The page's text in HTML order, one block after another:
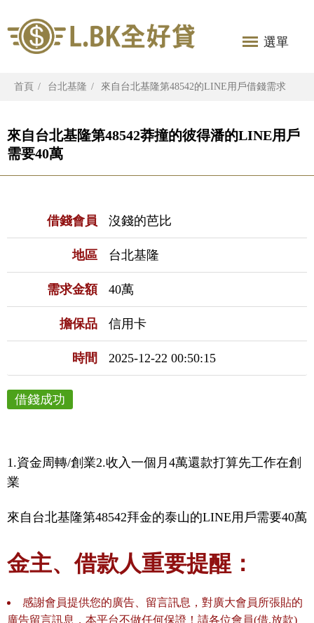
選單
首頁 台北基隆 來自台北基隆第48542的LINE用戶借錢需求
來自台北基隆第48542莽撞的彼得潘的LINE用戶
需要40萬
借錢會員 沒錢的芭比
地區 台北基隆
需求金額 40萬
擔保品 信用卡
時間 2025-12-22 00:50:15
借錢成功
1.資金周轉/創業2.收入一個月4萬還款打算先工作在創
業
來自台北基隆第48542拜金的泰山的LINE用戶需要40萬
金主、借款人重要提醒：
感謝會員提供您的廣告、留言訊息，對廣大會員所張貼的
廣告留言訊息，本平台不做任何保證！請各位會員(借.放款)